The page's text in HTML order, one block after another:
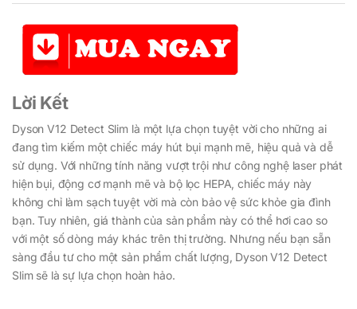
Lời Kết
Dyson V12 Detect Slim là một lựa chọn tuyệt vời cho những ai
đang tìm kiếm một chiếc máy hút bụi mạnh mẽ, hiệu quả và dễ
sử dụng. Với những tính năng vượt trội như công nghệ laser phát
hiện bụi, động cơ mạnh mẽ và bộ lọc HEPA, chiếc máy này
không chỉ làm sạch tuyệt vời mà còn bảo vệ sức khỏe gia đình
bạn. Tuy nhiên, giá thành của sản phẩm này có thể hơi cao so
với một số dòng máy khác trên thị trường. Nhưng nếu bạn sẵn
sàng đầu tư cho một sản phẩm chất lượng, Dyson V12 Detect
Slim sẽ là sự lựa chọn hoàn hảo.